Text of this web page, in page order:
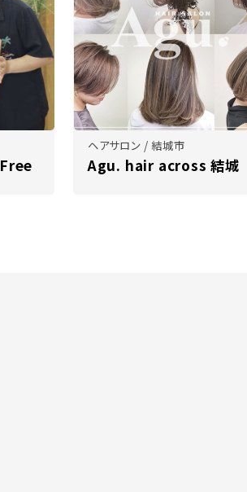
ヘアサロン / 結城市
Agu. hair across 結城